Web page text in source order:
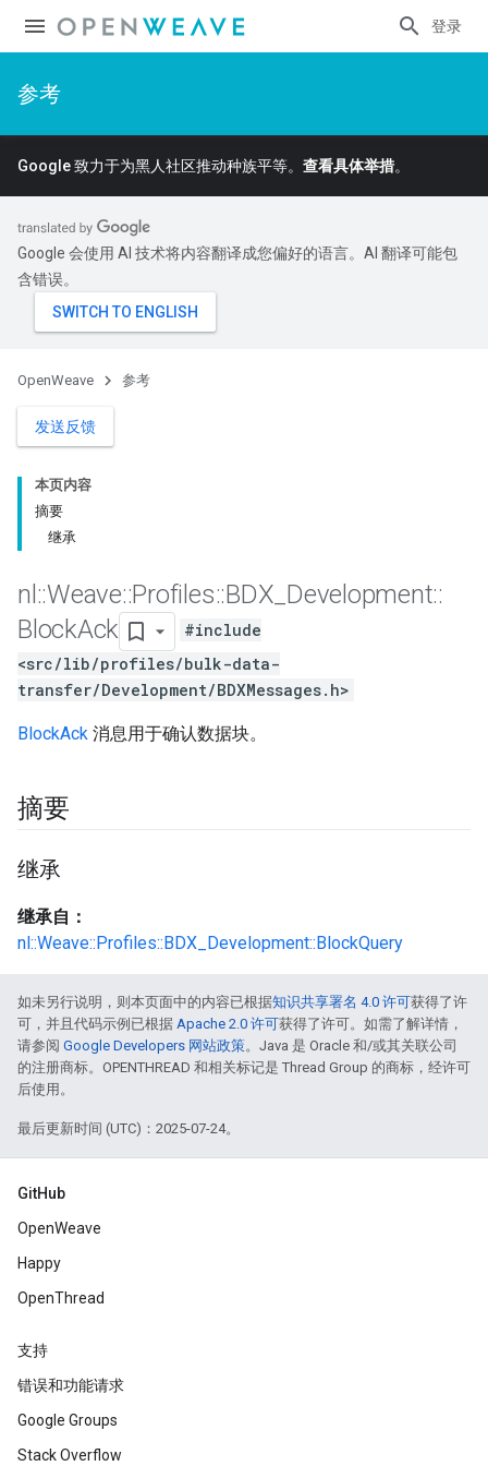
登录
参考
Google 致力于为黑人社区推动种族平等。 查看具体举措。
Google 会使用 AI 技术将内容翻译成您偏好的语言。AI 翻译可能包
含错误。
OpenWeave 参考
发送反馈
本页内容
摘要
继承
nl ::Weave::Profiles::BDX Development::
BlockAck
#include
<src/lib/profiles/bulk-data-
transfer/Development/BDXMessages.h>
BlockAck 消息用于确认数据块。
摘要
继承
继承自：
nl::Weave::Profiles::BDX_Development::BlockQuery
如未另行说明，则本页面中的内容已根据知识共享署名 4.0 许可获得了许
可，并且代码示例已根据 Apache 2.0 许可获得了许可。如需了解详情，
请参阅 Google Developers 网站政策。Java 是 Oracle 和/或其关联公司
的注册商标。OPENTHREAD 和相关标记是 Thread Group 的商标，经许可
后使用。
最后更新时间 (UTC)：2025-07-24。
GitHub
OpenWeave
Happy
OpenThread
支持
错误和功能请求
Google Groups
Stack Overflow